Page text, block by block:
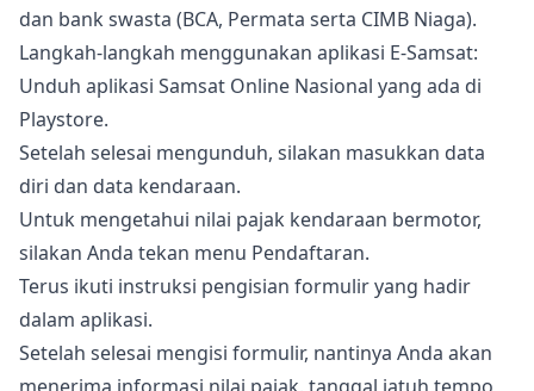
dan bank swasta (BCA, Permata serta CIMB Niaga).
Langkah-langkah menggunakan aplikasi E-Samsat:
Unduh aplikasi Samsat Online Nasional yang ada di
Playstore.
Setelah selesai mengunduh, silakan masukkan data
diri dan data kendaraan.
Untuk mengetahui nilai pajak kendaraan bermotor,
silakan Anda tekan menu Pendaftaran.
Terus ikuti instruksi pengisian formulir yang hadir
dalam aplikasi.
Setelah selesai mengisi formulir, nantinya Anda akan